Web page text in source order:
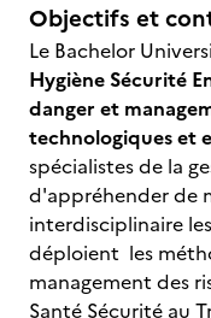
Objectifs et
Le Bachelor
Hygiène Sécurité
danger et
technologiques et
spécialistes de la
d'appréhender de
interdisciplinaire
déploient les
management des
Santé Sécurité au